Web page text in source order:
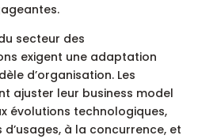
secteur des
exigent une adaptation
d’organisation. Les
ajuster leur business model
évolutions technologiques,
à la concurrence, et